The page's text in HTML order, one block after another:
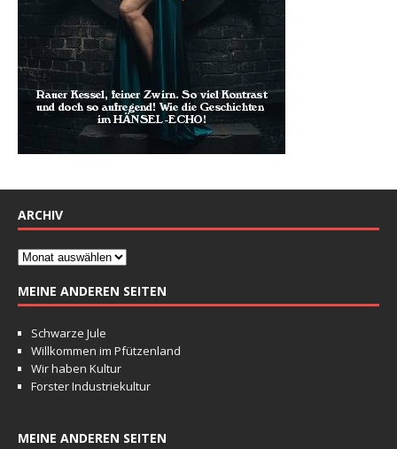
ARCHIV
MEINE ANDEREN SEITEN
Schwarze Jule
Willkommen im Pfützenland
Wir haben Kultur
Forster Industriekultur
MEINE ANDEREN SEITEN